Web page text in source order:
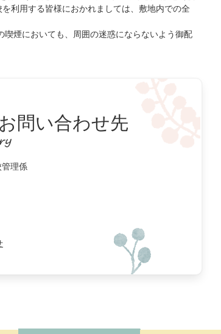
利用する皆様におかれましては、敷地内での全
煙においても、周囲の迷惑にならないよう御配
問い合わせ先
理係